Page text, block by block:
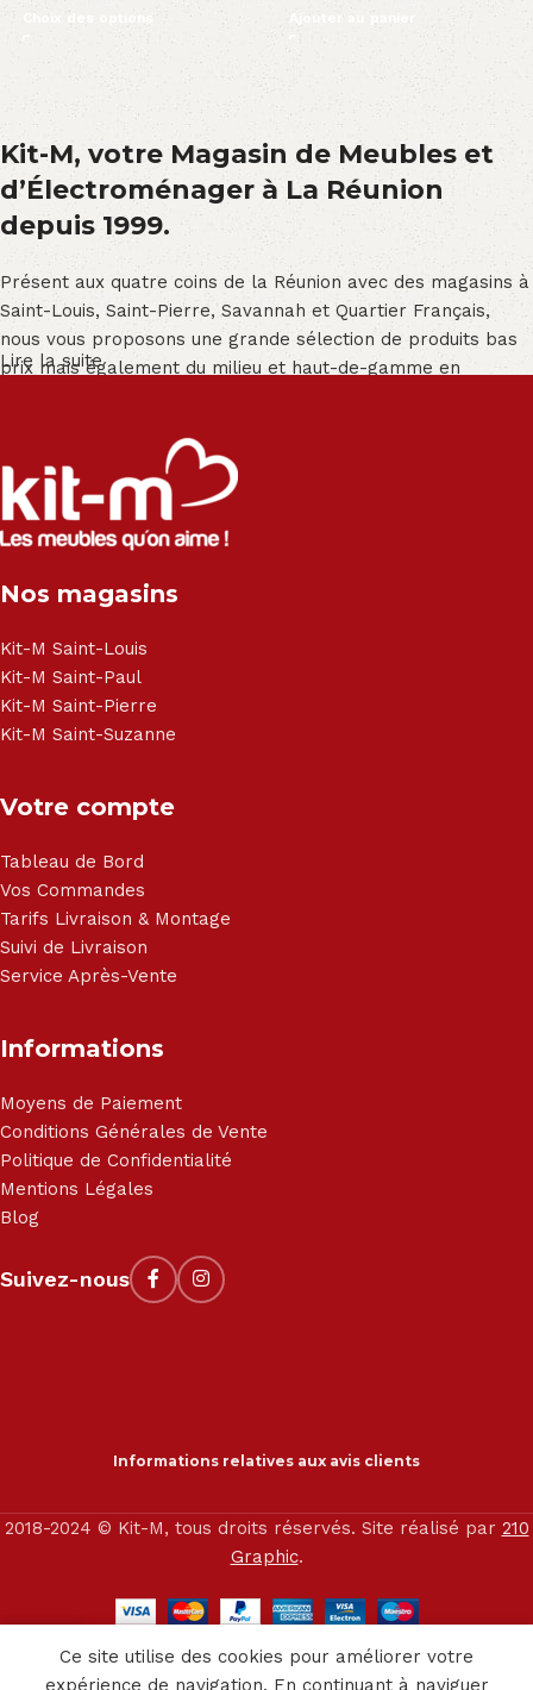
Choix des options Ajouter au panier
Kit-M, votre Magasin de Meubles et
d’Électroménager à La Réunion
depuis 1999.
Présent aux quatre coins de la Réunion avec des magasins à
Saint-Louis, Saint-Pierre, Savannah et Quartier Français,
nous vous proposons une grande sélection de produits bas
prix mais également du milieu et haut-de-gamme en
Salon angle - Salon convertible - Salon relax - Canapé -
Canapé lit - Cuisine sur-mesure - Fauteuil - Armoire - Table
et chaise - Meuble de salle de bain - Literie - Lit - Bureau -
Électroménager - Télévision led - Réfrigérateur -
- Matelas - Hifi Hitachi, LG, Sharp, Philips, Bosh, Moulinex,
Haier, Sony, Cecotec, Westpoint, Dyson.
Lire la suite
Nos magasins
Kit-M Saint-Louis
Kit-M Saint-Paul
Kit-M Saint-Pierre
Kit-M Saint-Suzanne
Votre compte
Tableau de Bord
Vos Commandes
Tarifs Livraison & Montage
Suivi de Livraison
Service Après-Vente
Informations
Moyens de Paiement
Conditions Générales de Vente
Politique de Confidentialité
Mentions Légales
Blog
Suivez-nous
Informations relatives aux avis clients
2018-2024 © Kit-M, tous droits réservés. Site réalisé par 210
Graphic.
Ce site utilise des cookies pour améliorer votre
expérience de navigation. En continuant à naviguer